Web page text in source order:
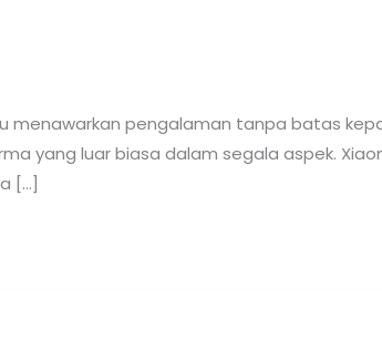
menawarkan pengalaman tanpa batas
yang luar biasa dalam segala aspek.
[…]